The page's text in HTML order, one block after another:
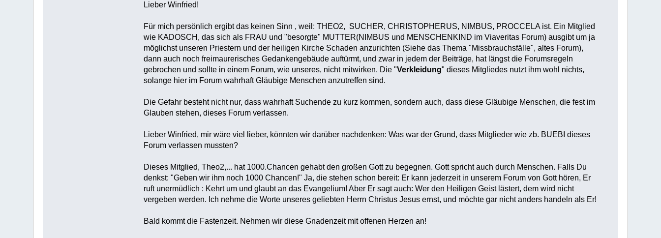
Lieber Winfried!
Für mich persönlich ergibt das keinen Sinn , weil: THEO2, SUCHER, CHRISTOPHERUS, NIMBUS, PROCCELA ist. Ein Mitglied
wie KADOSCH, das sich als FRAU und "besorgte" MUTTER(NIMBUS und MENSCHENKIND im Viaveritas Forum) ausgibt um ja
möglichst unseren Priestern und der heiligen Kirche Schaden anzurichten (Siehe das Thema "Missbrauchsfälle", altes Forum),
dann auch noch freimaurerisches Gedankengebäude auftürmt, und zwar in jedem der Beiträge, hat längst die Forumsregeln
gebrochen und sollte in einem Forum, wie unseres, nicht mitwirken. Die "Verkleidung" dieses Mitgliedes nutzt ihm wohl nichts,
solange hier im Forum wahrhaft Gläubige Menschen anzutreffen sind.
Die Gefahr besteht nicht nur, dass wahrhaft Suchende zu kurz kommen, sondern auch, dass diese Gläubige Menschen, die fest im
Glauben stehen, dieses Forum verlassen.
Lieber Winfried, mir wäre viel lieber, könnten wir darüber nachdenken: Was war der Grund, dass Mitglieder wie zb. BUEBI dieses
Forum verlassen mussten?
Dieses Mitglied, Theo2,... hat 1000.Chancen gehabt den großen Gott zu begegnen. Gott spricht auch durch Menschen. Falls Du
denkst: "Geben wir ihm noch 1000 Chancen!" Ja, die stehen schon bereit: Er kann jederzeit in unserem Forum von Gott hören, Er
ruft unermüdlich : Kehrt um und glaubt an das Evangelium! Aber Er sagt auch: Wer den Heiligen Geist lästert, dem wird nicht
vergeben werden. Ich nehme die Worte unseres geliebten Herrn Christus Jesus ernst, und möchte gar nicht anders handeln als Er!
Bald kommt die Fastenzeit. Nehmen wir diese Gnadenzeit mit offenen Herzen an!